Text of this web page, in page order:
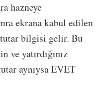
hazneye
ekrana kabul edilen
bilgisi gelir. Bu
yatırdığınız
aynıysa EVET